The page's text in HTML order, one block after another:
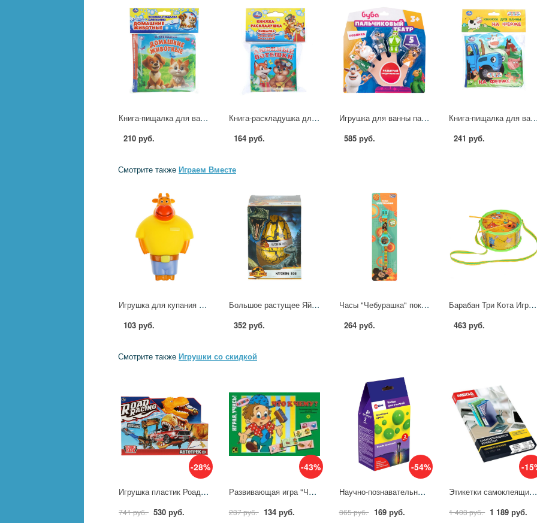
Книга-пищалка для ванны Домашние животные Степанов В.А, 14х14 см, 8 стр. УМка 9785506031468 (60)
210 руб.
Книга-раскладушка для ванной Любимые потешки, 8х8 см. 14 стр. УМка 9785506013808 (60)
164 руб.
Игрушка для ванны пальчиковый театр Буба Играем Вместе LX-PT-BB (24)
585 руб.
Книга-пищалка для ванной На ферме. Синий Трактор,
241 руб.
Смотрите также Играем Вместе
Игрушка для купания Оранжевая корова Па, 10 см. Играем Вместе LX-OR-COW-01
103 руб.
Большое растущее Яйцо "Парк динозавров", 1 шт. Играем Вместе EGGB-JP01-RU
352 руб.
Часы "Чебурашка" показывают время и дату Играем Вместе B1671913-R28
264 руб.
Барабан Три Кота Играем Вместе B678375-R
463 руб.
Смотрите также Игрушки со скидкой
-28%
Игрушка пластик Роад Рейсинг автотрек с динозавром. 1 машинка, Технопарк RR-TRK-157-R
741 руб. 530 руб.
-43%
Развивающая игра "Что к чему" (40 элементов) Step 76007
237 руб. 134 руб.
-54%
Научно-познавательный набор 2в1: Битва металлов +аква слайм ON TIME EX238T
365 руб. 169 руб.
-
Этикетки самоклеящиеся Promega label белые 70х25.4 мм (33 шт на л А4, 100 л в уп) 73639
1 403 руб. 1 189 руб.